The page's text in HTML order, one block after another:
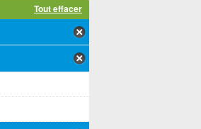
Tout effacer